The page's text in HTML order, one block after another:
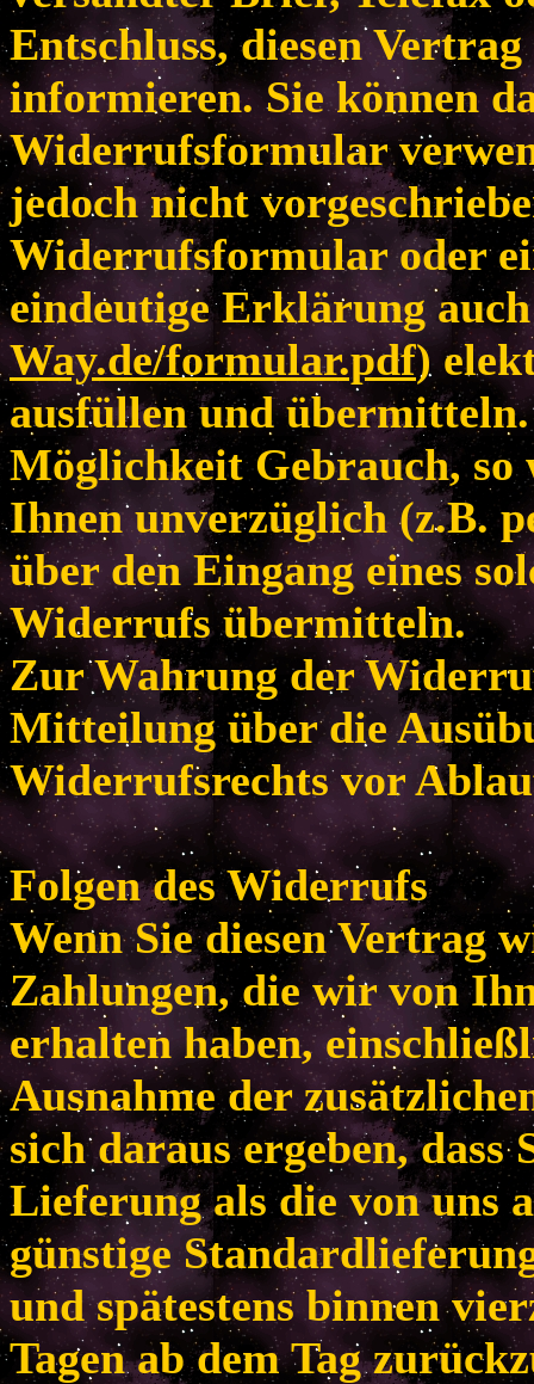
Entschluss, diesen
informieren. Sie können
Widerrufsformular
jedoch nicht
Widerrufsformular oder
eindeutige Erklärung
Way.de/formular.pdf)
ausfüllen und
Möglichkeit Gebrauch, so
Ihnen unverzüglich (z.B.
über den Eingang eines
Widerrufs übermitteln.
Zur Wahrung der
Mitteilung über die
Widerrufsrechts vor
Folgen des Widerrufs
Wenn Sie diesen Vertrag
Zahlungen, die wir von
erhalten haben,
Ausnahme der
sich daraus ergeben, dass
Lieferung als die von uns
günstige
und spätestens binnen
Tagen ab dem Tag